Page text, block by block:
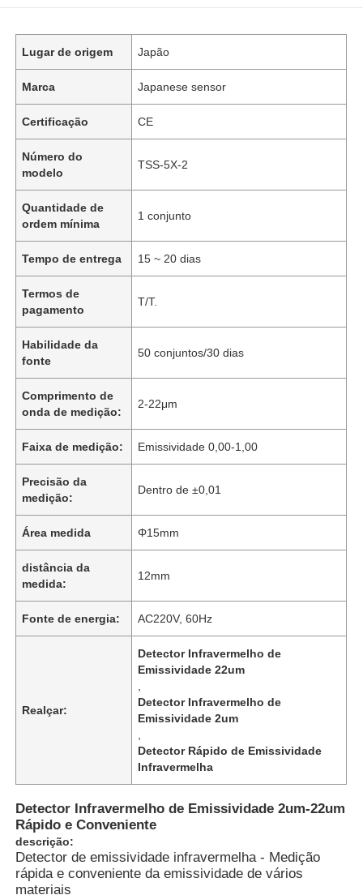
Lugar de origem Japão
Marca Japanese sensor
Certificação CE
Número do
modelo
TSS-5X-2
Quantidade de
ordem mínima
1 conjunto
Tempo de entrega 15 ~ 20 dias
Termos de
pagamento
T/T.
Habilidade da
fonte
50 conjuntos/30 dias
Comprimento de
onda de medição:
2-22μm
Faixa de medição: Emissividade 0,00-1,00
Precisão da
medição:
Dentro de ±0,01
Área medida Φ15mm
distância da
medida:
12mm
Fonte de energia: AC220V, 60Hz
Realçar:
Detector Infravermelho de
Emissividade 22um
Detector Infravermelho de
Emissividade 2um
Detector Rápido de Emissividade
Infravermelha
Detector Infravermelho de Emissividade 2um-22um
Rápido e Conveniente
descrição:
Detector de emissividade infravermelha - Medição
rápida e conveniente da emissividade de vários
materiais